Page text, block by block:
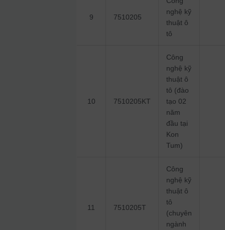
9 7510205
nghệ kỹ
thuật ô
tô
10 7510205KT
Công
nghệ kỹ
thuật ô
tô (đào
tạo 02
năm
đầu tại
Kon
Tum)
11 7510205T
Công
nghệ kỹ
thuật ô
tô
(chuyên
ngành